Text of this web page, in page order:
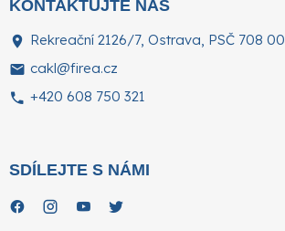
KONTAKTUJTE NÁS
Rekreační 2126/7, Ostrava, PSČ 708 00
cakl@firea.cz
+420 608 750 321
SDÍLEJTE S NÁMI